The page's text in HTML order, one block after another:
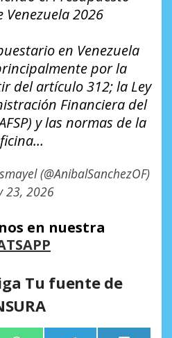
Venezuela 2026
en Venezuela
por la
del artículo 312; la Ley
Financiera del
y las normas de la
(@AnibalSanchezOF)
23, 2026
en nuestra
Tu fuente de